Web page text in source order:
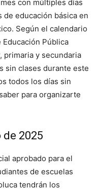
con múltiples días
educación básica en
Según el calendario
Pública
primaria y secundaria
sin clases durante este
todos los días sin
para organizarte
de 2025
aprobado para el
de escuelas
tendrán los